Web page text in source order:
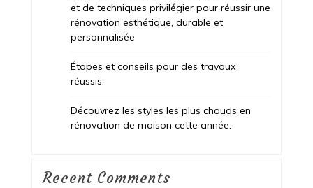
et de techniques privilégier pour réussir une
rénovation esthétique, durable et
personnalisée
Étapes et conseils pour des travaux
réussis.
Découvrez les styles les plus chauds en
rénovation de maison cette année.
Recent Comments